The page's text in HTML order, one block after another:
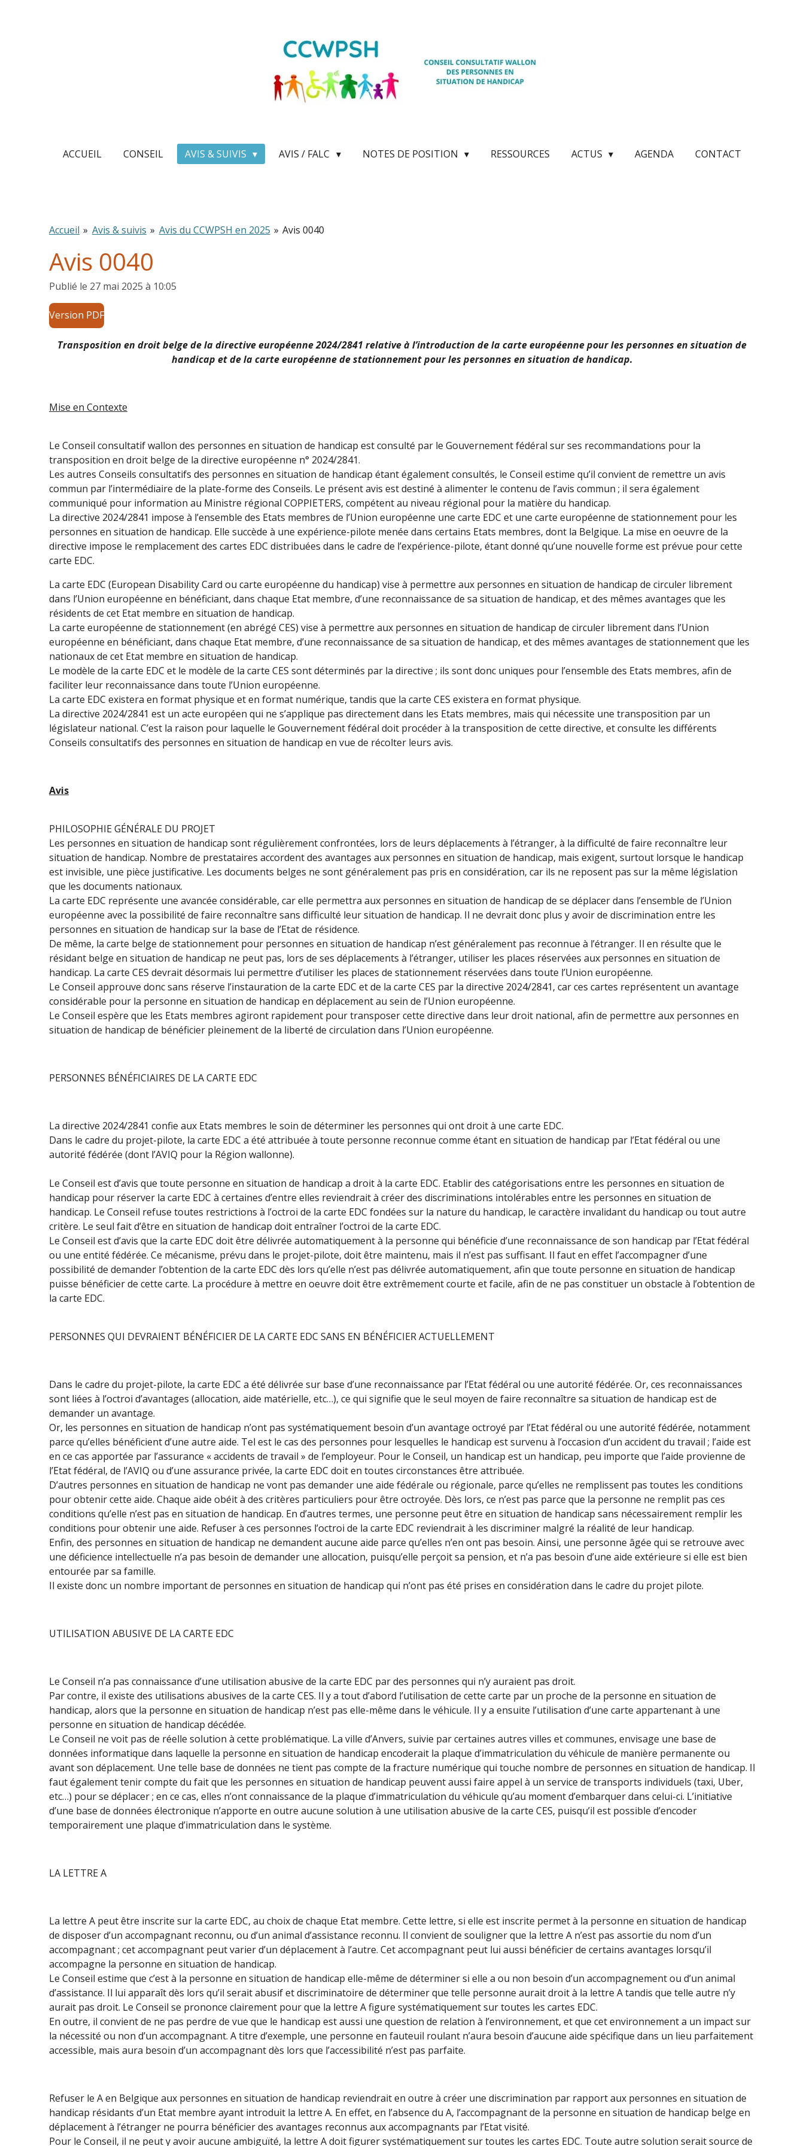
ACCUEIL CONSEIL AVIS & SUIVIS AVIS / FALC NOTES DE POSITION RESSOURCES ACTUS AGENDA CONTACT
Accueil » Avis & suivis » Avis du CCWPSH en 2025 » Avis 0040
Avis 0040
Publié le 27 mai 2025 à 10:05
Version PDF
Transposition en droit belge de la directive européenne 2024/2841 relative à l’introduction de la carte européenne pour les personnes en situation de
handicap et de la carte européenne de stationnement pour les personnes en situation de handicap.
Mise en Contexte
Le Conseil consultatif wallon des personnes en situation de handicap est consulté par le Gouvernement fédéral sur ses recommandations pour la
transposition en droit belge de la directive européenne n° 2024/2841.
Les autres Conseils consultatifs des personnes en situation de handicap étant également consultés, le Conseil estime qu’il convient de remettre un avis
commun par l’intermédiaire de la plate-forme des Conseils. Le présent avis est destiné à alimenter le contenu de l’avis commun ; il sera également
communiqué pour information au Ministre régional COPPIETERS, compétent au niveau régional pour la matière du handicap.
La directive 2024/2841 impose à l’ensemble des Etats membres de l’Union européenne une carte EDC et une carte européenne de stationnement pour les
personnes en situation de handicap. Elle succède à une expérience-pilote menée dans certains Etats membres, dont la Belgique. La mise en oeuvre de la
directive impose le remplacement des cartes EDC distribuées dans le cadre de l’expérience-pilote, étant donné qu’une nouvelle forme est prévue pour cette
carte EDC.
La carte EDC (European Disability Card ou carte européenne du handicap) vise à permettre aux personnes en situation de handicap de circuler librement
dans l’Union européenne en bénéficiant, dans chaque Etat membre, d’une reconnaissance de sa situation de handicap, et des mêmes avantages que les
résidents de cet Etat membre en situation de handicap.
La carte européenne de stationnement (en abrégé CES) vise à permettre aux personnes en situation de handicap de circuler librement dans l’Union
européenne en bénéficiant, dans chaque Etat membre, d’une reconnaissance de sa situation de handicap, et des mêmes avantages de stationnement que les
nationaux de cet Etat membre en situation de handicap.
Le modèle de la carte EDC et le modèle de la carte CES sont déterminés par la directive ; ils sont donc uniques pour l’ensemble des Etats membres, afin de
faciliter leur reconnaissance dans toute l’Union européenne.
La carte EDC existera en format physique et en format numérique, tandis que la carte CES existera en format physique.
La directive 2024/2841 est un acte européen qui ne s’applique pas directement dans les Etats membres, mais qui nécessite une transposition par un
législateur national. C’est la raison pour laquelle le Gouvernement fédéral doit procéder à la transposition de cette directive, et consulte les différents
Conseils consultatifs des personnes en situation de handicap en vue de récolter leurs avis.
Avis
PHILOSOPHIE GÉNÉRALE DU PROJET
Les personnes en situation de handicap sont régulièrement confrontées, lors de leurs déplacements à l’étranger, à la difficulté de faire reconnaître leur
situation de handicap. Nombre de prestataires accordent des avantages aux personnes en situation de handicap, mais exigent, surtout lorsque le handicap
est invisible, une pièce justificative. Les documents belges ne sont généralement pas pris en considération, car ils ne reposent pas sur la même législation
que les documents nationaux.
La carte EDC représente une avancée considérable, car elle permettra aux personnes en situation de handicap de se déplacer dans l’ensemble de l’Union
européenne avec la possibilité de faire reconnaître sans difficulté leur situation de handicap. Il ne devrait donc plus y avoir de discrimination entre les
personnes en situation de handicap sur la base de l’Etat de résidence.
De même, la carte belge de stationnement pour personnes en situation de handicap n’est généralement pas reconnue à l’étranger. Il en résulte que le
résidant belge en situation de handicap ne peut pas, lors de ses déplacements à l’étranger, utiliser les places réservées aux personnes en situation de
handicap. La carte CES devrait désormais lui permettre d’utiliser les places de stationnement réservées dans toute l’Union européenne.
Le Conseil approuve donc sans réserve l’instauration de la carte EDC et de la carte CES par la directive 2024/2841, car ces cartes représentent un avantage
considérable pour la personne en situation de handicap en déplacement au sein de l’Union européenne.
Le Conseil espère que les Etats membres agiront rapidement pour transposer cette directive dans leur droit national, afin de permettre aux personnes en
situation de handicap de bénéficier pleinement de la liberté de circulation dans l’Union européenne.
PERSONNES BÉNÉFICIAIRES DE LA CARTE EDC
La directive 2024/2841 confie aux Etats membres le soin de déterminer les personnes qui ont droit à une carte EDC.
Dans le cadre du projet-pilote, la carte EDC a été attribuée à toute personne reconnue comme étant en situation de handicap par l’Etat fédéral ou une
autorité fédérée (dont l’AVIQ pour la Région wallonne).
Le Conseil est d’avis que toute personne en situation de handicap a droit à la carte EDC. Etablir des catégorisations entre les personnes en situation de
handicap pour réserver la carte EDC à certaines d’entre elles reviendrait à créer des discriminations intolérables entre les personnes en situation de
handicap. Le Conseil refuse toutes restrictions à l’octroi de la carte EDC fondées sur la nature du handicap, le caractère invalidant du handicap ou tout autre
critère. Le seul fait d’être en situation de handicap doit entraîner l’octroi de la carte EDC.
Le Conseil est d’avis que la carte EDC doit être délivrée automatiquement à la personne qui bénéficie d’une reconnaissance de son handicap par l’Etat fédéral
ou une entité fédérée. Ce mécanisme, prévu dans le projet-pilote, doit être maintenu, mais il n’est pas suffisant. Il faut en effet l’accompagner d’une
possibilité de demander l’obtention de la carte EDC dès lors qu’elle n’est pas délivrée automatiquement, afin que toute personne en situation de handicap
puisse bénéficier de cette carte. La procédure à mettre en oeuvre doit être extrêmement courte et facile, afin de ne pas constituer un obstacle à l’obtention de
la carte EDC.
PERSONNES QUI DEVRAIENT BÉNÉFICIER DE LA CARTE EDC SANS EN BÉNÉFICIER ACTUELLEMENT
Dans le cadre du projet-pilote, la carte EDC a été délivrée sur base d’une reconnaissance par l’Etat fédéral ou une autorité fédérée. Or, ces reconnaissances
sont liées à l’octroi d’avantages (allocation, aide matérielle, etc…), ce qui signifie que le seul moyen de faire reconnaître sa situation de handicap est de
demander un avantage.
Or, les personnes en situation de handicap n’ont pas systématiquement besoin d’un avantage octroyé par l’Etat fédéral ou une autorité fédérée, notamment
parce qu’elles bénéficient d’une autre aide. Tel est le cas des personnes pour lesquelles le handicap est survenu à l’occasion d’un accident du travail ; l’aide est
en ce cas apportée par l’assurance « accidents de travail » de l’employeur. Pour le Conseil, un handicap est un handicap, peu importe que l’aide provienne de
l’Etat fédéral, de l’AVIQ ou d’une assurance privée, la carte EDC doit en toutes circonstances être attribuée.
D’autres personnes en situation de handicap ne vont pas demander une aide fédérale ou régionale, parce qu’elles ne remplissent pas toutes les conditions
pour obtenir cette aide. Chaque aide obéit à des critères particuliers pour être octroyée. Dès lors, ce n’est pas parce que la personne ne remplit pas ces
conditions qu’elle n’est pas en situation de handicap. En d’autres termes, une personne peut être en situation de handicap sans nécessairement remplir les
conditions pour obtenir une aide. Refuser à ces personnes l’octroi de la carte EDC reviendrait à les discriminer malgré la réalité de leur handicap.
Enfin, des personnes en situation de handicap ne demandent aucune aide parce qu’elles n’en ont pas besoin. Ainsi, une personne âgée qui se retrouve avec
une déficience intellectuelle n’a pas besoin de demander une allocation, puisqu’elle perçoit sa pension, et n’a pas besoin d’une aide extérieure si elle est bien
entourée par sa famille.
Il existe donc un nombre important de personnes en situation de handicap qui n’ont pas été prises en considération dans le cadre du projet pilote.
UTILISATION ABUSIVE DE LA CARTE EDC
Le Conseil n’a pas connaissance d’une utilisation abusive de la carte EDC par des personnes qui n’y auraient pas droit.
Par contre, il existe des utilisations abusives de la carte CES. Il y a tout d’abord l’utilisation de cette carte par un proche de la personne en situation de
handicap, alors que la personne en situation de handicap n’est pas elle-même dans le véhicule. Il y a ensuite l’utilisation d’une carte appartenant à une
personne en situation de handicap décédée.
Le Conseil ne voit pas de réelle solution à cette problématique. La ville d’Anvers, suivie par certaines autres villes et communes, envisage une base de
données informatique dans laquelle la personne en situation de handicap encoderait la plaque d’immatriculation du véhicule de manière permanente ou
avant son déplacement. Une telle base de données ne tient pas compte de la fracture numérique qui touche nombre de personnes en situation de handicap. Il
faut également tenir compte du fait que les personnes en situation de handicap peuvent aussi faire appel à un service de transports individuels (taxi, Uber,
etc…) pour se déplacer ; en ce cas, elles n’ont connaissance de la plaque d’immatriculation du véhicule qu’au moment d’embarquer dans celui-ci. L’initiative
d’une base de données électronique n’apporte en outre aucune solution à une utilisation abusive de la carte CES, puisqu’il est possible d’encoder
temporairement une plaque d’immatriculation dans le système.
LA LETTRE A
La lettre A peut être inscrite sur la carte EDC, au choix de chaque Etat membre. Cette lettre, si elle est inscrite permet à la personne en situation de handicap
de disposer d’un accompagnant reconnu, ou d’un animal d’assistance reconnu. Il convient de souligner que la lettre A n’est pas assortie du nom d’un
accompagnant ; cet accompagnant peut varier d’un déplacement à l’autre. Cet accompagnant peut lui aussi bénéficier de certains avantages lorsqu’il
accompagne la personne en situation de handicap.
Le Conseil estime que c’est à la personne en situation de handicap elle-même de déterminer si elle a ou non besoin d’un accompagnement ou d’un animal
d’assistance. Il lui apparaît dès lors qu’il serait abusif et discriminatoire de déterminer que telle personne aurait droit à la lettre A tandis que telle autre n’y
aurait pas droit. Le Conseil se prononce clairement pour que la lettre A figure systématiquement sur toutes les cartes EDC.
En outre, il convient de ne pas perdre de vue que le handicap est aussi une question de relation à l’environnement, et que cet environnement a un impact sur
la nécessité ou non d’un accompagnant. A titre d’exemple, une personne en fauteuil roulant n’aura besoin d’aucune aide spécifique dans un lieu parfaitement
accessible, mais aura besoin d’un accompagnant dès lors que l’accessibilité n’est pas parfaite.
Refuser le A en Belgique aux personnes en situation de handicap reviendrait en outre à créer une discrimination par rapport aux personnes en situation de
handicap résidants d’un Etat membre ayant introduit la lettre A. En effet, en l’absence du A, l’accompagnant de la personne en situation de handicap belge en
déplacement à l’étranger ne pourra bénéficier des avantages reconnus aux accompagnants par l’Etat visité.
Pour le Conseil, il ne peut y avoir aucune ambiguïté, la lettre A doit figurer systématiquement sur toutes les cartes EDC. Toute autre solution serait source de